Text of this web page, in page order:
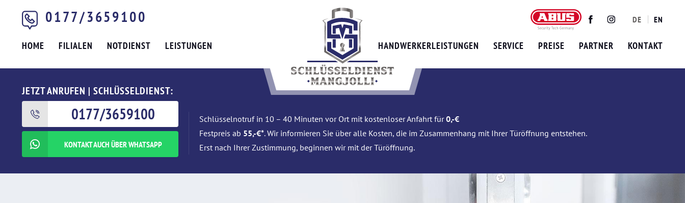
0177/3659100 TwitterFacebookInstagram
DE EN
HOME FILIALEN NOTDIENST LEISTUNGEN HANDWERKERLEISTUNGEN SERVICE PREISE PARTNER KONTAKT
JETZT ANRUFEN | SCHLÜSSELDIENST:
0177/3659100
KONTAKT AUCH ÜBER WHATSAPP
Schlüsselnotruf in 10 – 40 Minuten vor Ort mit kostenloser Anfahrt für0,-€
Festpreis ab 55,-€*. Wir informieren Sie über alle Kosten, die im Zusammenhang mit Ihrer Türöffnung entstehen.
Erst nach Ihrer Zustimmung, beginnen wir mit der Türöffnung.